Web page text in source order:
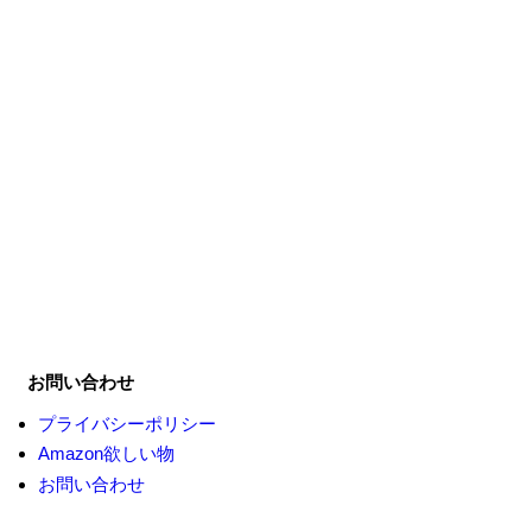
お問い合わせ
プライバシーポリシー
Amazon欲しい物
お問い合わせ